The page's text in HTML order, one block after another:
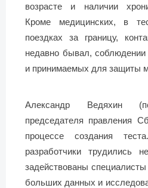
возрасте и наличии
Кроме медицинских, в
поездках за границу,
недавно бывал,
и принимаемых для защиты
Александр Ведяхин
председателя правления
процессе создания
разработчики трудились
задействованы
больших данных и